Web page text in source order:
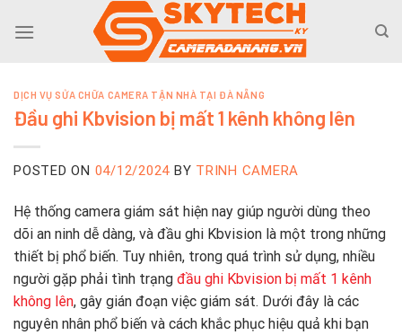
DỊCH VỤ SỬA CHỮA CAMERA TẬN NHÀ TẠI ĐÀ NẴNG
Đầu ghi Kbvision bị mất 1 kênh không lên
POSTED ON 04/12/2024 BY TRINH CAMERA
Hệ thống camera giám sát hiện nay giúp người dùng theo
dõi an ninh dễ dàng, và đầu ghi Kbvision là một trong những
thiết bị phổ biến. Tuy nhiên, trong quá trình sử dụng, nhiều
người gặp phải tình trạng đầu ghi Kbvision bị mất 1 kênh
không lên, gây gián đoạn việc giám sát. Dưới đây là các
nguyên nhân phổ biến và cách khắc phục hiệu quả khi bạn